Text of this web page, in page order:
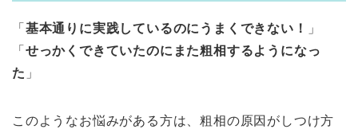
「 基本通りに実践しているのにうまくできない！
」
「 せっかくできていたのにまた粗相するようになっ
た 」
このようなお悩みがある方は、粗相の原因がしつけ方